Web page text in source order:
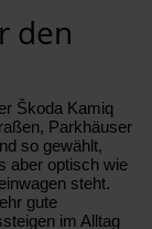
den
Škoda Kamiq
Parkhäuser
so gewählt,
aber optisch wie
steht.
gute
im Alltag